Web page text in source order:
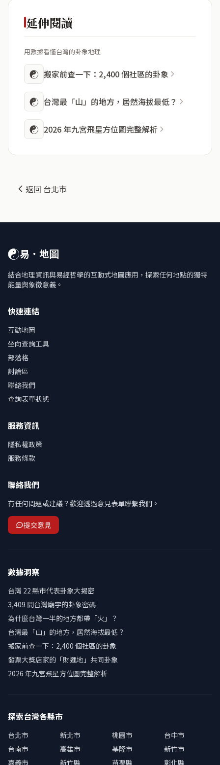
延伸閱讀
用數據看懂台灣的卦象地理
☯ 搬家前查一下：2,400 個社區的卦象
☯ 台灣最「山」的地方，居然海拔最低？
☯ 2026 年九宮飛星方位圖完整解析
返回 台北市
☯易．地圖
結合地理資訊與易經哲學的互動式地圖應用，探索任何地點的獨特
能量與象徵意義。
快速連結
互動地圖
坐向查詢工具
部落格
討論區
聯絡我們
查詢表單狀態
服務資訊
隱私權政策
服務條款
聯絡我們
有任何問題或建議？歡迎透過意見表單聯繫我們。
提交意見
數據洞察
台灣 22 縣市代表卦象大揭密
3,409 間台灣廟宇的卦象密碼
為什麼台灣一半的地方都帶「火」？
台灣最「山」的地方，居然海拔最低？
搬家前查一下：2,400 個社區的卦象
發票大獎店家的「財運地」共同卦象
2026 年九宮飛星方位圖完整解析
探索台灣各縣市
台北市 新北市 桃園市
台中市
台南市
高雄市 基隆市
新竹市
嘉義市
新竹縣 苗栗縣 彰化縣